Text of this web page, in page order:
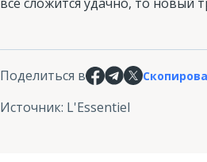
Поделиться в
Источник: L'Essentiel